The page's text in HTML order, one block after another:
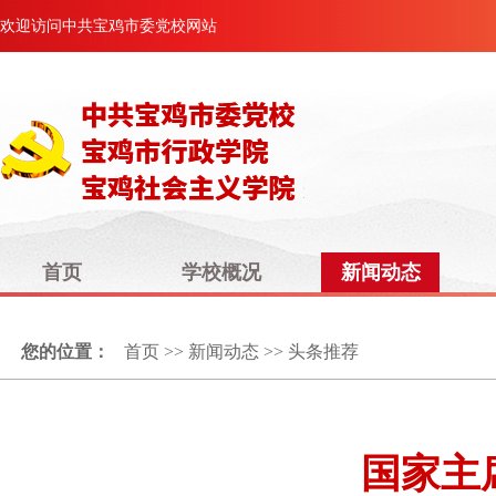
欢迎访问中共宝鸡市委党校网站
首页 学校概况 新闻动态
您的位置： 首页>> 新闻动态 >> 头条推荐
国家